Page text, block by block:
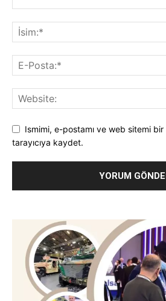
Ismimi, e-postamı ve web sitemi
tarayıcıya kaydet.